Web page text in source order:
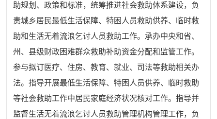
助规划、政策和标准，统筹推进社会救助体系建设，负
责城乡居民最低生活保障、特困人员救助供养、
临时救
助和生活无着流浪乞讨人员救助工作。承办中央和省、
州 、县级财政困难群众救助补助资金分配和监管工作。
参与拟订医疗、住房、教育、就业、司法等救助相关办
法。指导开展最低生活保障、特困人员供养、临时救助
等社会救助工作中居民家庭经济状况核对工作。指导并
监督生活无着流浪乞讨人员救助管理机构管理工作，负